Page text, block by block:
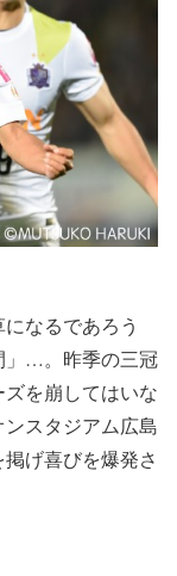
なるであろう
」…。昨季の三冠
を崩してはいな
スタジアム広島
げ喜びを爆発さ